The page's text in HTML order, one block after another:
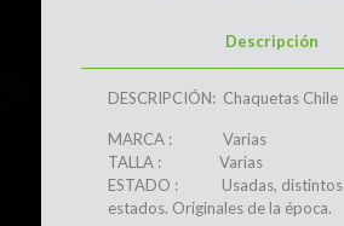
Descripción
DESCRIPCIÓN: Chaquetas Chile
MARCA : Varias
TALLA : Varias
ESTADO : Usadas, distintos
estados. Originales de la época.